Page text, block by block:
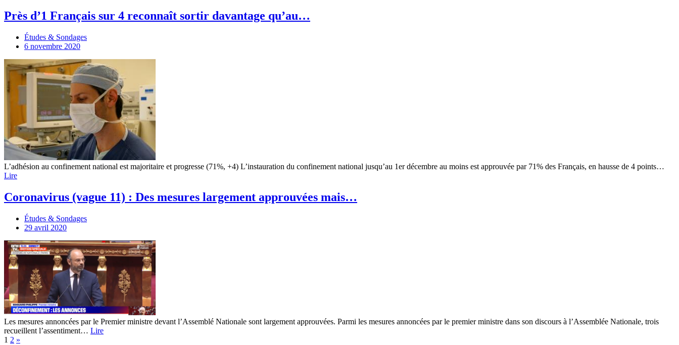
Près d’1 Français sur 4 reconnaît sortir davantage qu’au…
Études & Sondages
6 novembre 2020
L’adhésion au confinement national est majoritaire et progresse (71%, +4) L’instauration du confinement national jusqu’au 1er décembre au moins est approuvée par 71% des Français, en hausse de 4 points…
Lire
Coronavirus (vague 11) : Des mesures largement approuvées mais…
Études & Sondages
29 avril 2020
Les mesures annoncées par le Premier ministre devant l’Assemblé Nationale sont largement approuvées. Parmi les mesures annoncées par le premier ministre dans son discours à l’Assemblée Nationale, trois
recueillent l’assentiment… Lire
1 2 »